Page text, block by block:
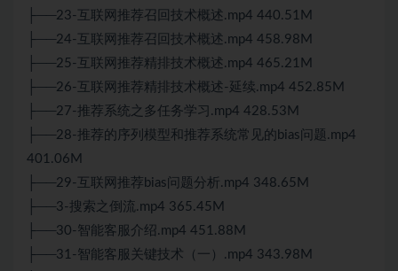
├──23-互联网推荐召回技术概述.mp4 440.51M
├──24-互联网推荐召回技术概述.mp4 458.98M
├──25-互联网推荐精排技术概述.mp4 465.21M
├──26-互联网推荐精排技术概述-延续.mp4 452.85M
├──27-推荐系统之多任务学习.mp4 428.53M
├──28-推荐的序列模型和推荐系统常见的bias问题.mp4
401.06M
├──29-互联网推荐bias问题分析.mp4 348.65M
├──3-搜索之倒流.mp4 365.45M
├──30-智能客服介绍.mp4 451.88M
├──31-智能客服关键技术（一）.mp4 343.98M